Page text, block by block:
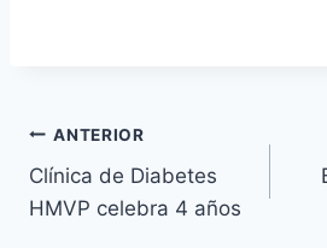
Navegación
de
ANTERIOR
Clínica de Diabetes
HMVP celebra 4 años